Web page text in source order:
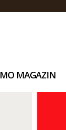
MO MAGAZIN